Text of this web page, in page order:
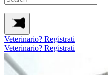
Veterinario? Registrati
Veterinario? Registrati